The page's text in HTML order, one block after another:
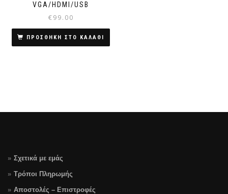
VGA/HDMI/USB
€99.00
ΠΡΟΣΘΗΚΗ ΣΤΟ ΚΑΛΑΘΙ
Σχετικά με εμάς
Τρόποι Πληρωμής
Αποστολές – Επιστροφές